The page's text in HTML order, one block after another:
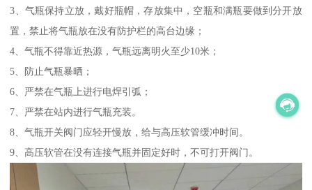
3、气瓶保持立放，戴好瓶帽，存放集中，空瓶和满瓶要做到分开放
置，禁止将气瓶放在没有防护栏的高台边缘；
4、气瓶不得靠近热源，气瓶远离明火至少10米；
5、防止气瓶暴晒；
6、严禁在气瓶上进行电焊引弧；
7、严禁在站内进行气瓶充装。
8、气瓶开关阀门应轻开慢放，给与高压软管缓冲时间。
9、高压软管在没有连接气瓶并固定好时，不可打开阀门。